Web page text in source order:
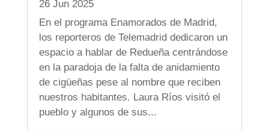
26 Jun 2025
En el programa Enamorados de Madrid,
los reporteros de Telemadrid dedicaron un
espacio a hablar de Redueña centrándose
en la paradoja de la falta de anidamiento
de cigüeñas pese al nombre que reciben
nuestros habitantes. Laura Ríos visitó el
pueblo y algunos de sus...